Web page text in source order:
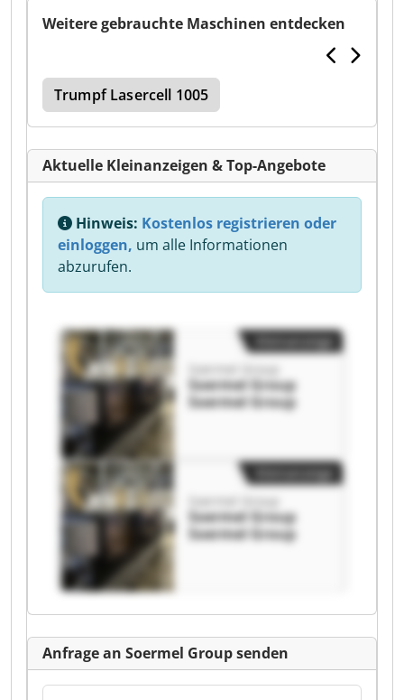
Weitere gebrauchte Maschinen entdecken
Trumpf Lasercell 1005
Aktuelle Kleinanzeigen & Top-Angebote
Hinweis: Kostenlos registrieren oder
einloggen, um alle Informationen
abzurufen.
Soermel Group
Soermel Group
Soermel Group
Soermel Group
Soermel Group
Soermel Group
Kleinanzeige
Anfrage an Soermel Group senden